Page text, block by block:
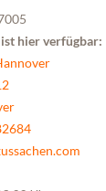
hier verfügbar: